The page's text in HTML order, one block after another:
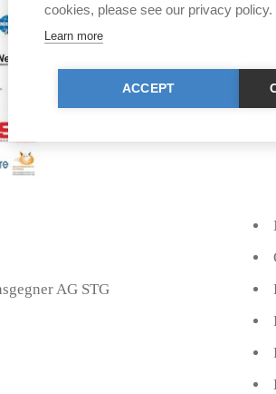
AG STG
cookies, please see our privacy policy.
Learn more
ACCEPT